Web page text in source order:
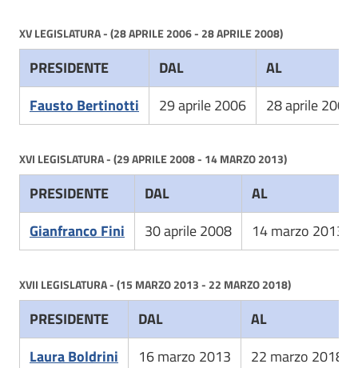
XV LEGISLATURA - (28 APRILE 2006 - 28 APRILE 2008)
PRESIDENTE DAL
AL
Fausto Bertinotti
29 aprile 2006 28 aprile 2008
XVI LEGISLATURA - (29 APRILE 2008 - 14 MARZO 2013)
PRESIDENTE DAL
AL
Gianfranco Fini
30 aprile 2008 14 marzo 2013
XVII LEGISLATURA - (15 MARZO 2013 - 22 MARZO 2018)
PRESIDENTE DAL
AL
Laura Boldrini
16 marzo 2013 22 marzo 2018